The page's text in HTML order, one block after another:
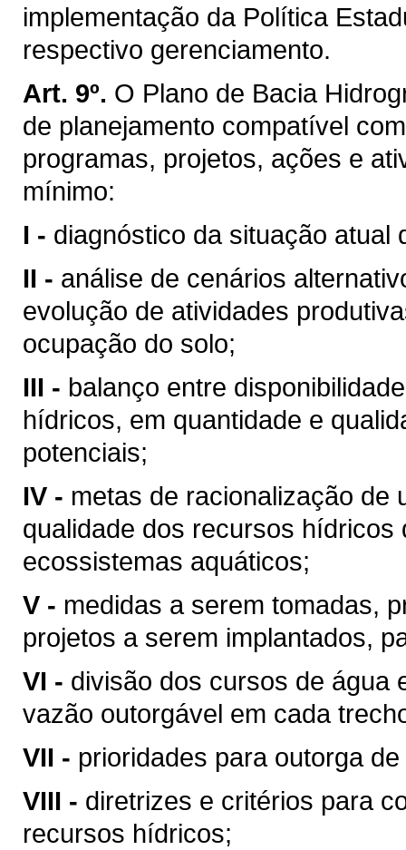
implementação da Política
respectivo gerenciamento.
Art. 9º. O Plano de Bacia
de planejamento compatível
programas, projetos, ações e
mínimo:
I - diagnóstico da situação atual
II - análise de cenários
evolução de atividades
ocupação do solo;
III - balanço entre
hídricos, em quantidade e
potenciais;
IV - metas de racionalização de
qualidade dos recursos
ecossistemas aquáticos;
V - medidas a serem tomadas,
projetos a serem implantados,
VI - divisão dos cursos de água
vazão outorgável em cada
VII - prioridades para outorga
VIII - diretrizes e critérios para
recursos hídricos;